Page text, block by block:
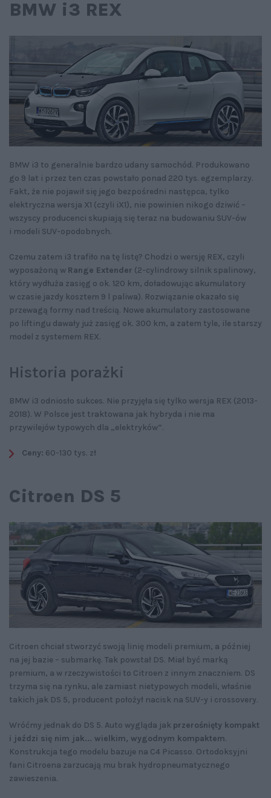
BMW i3 REX
BMW i3 to generalnie bardzo udany samochód. Produkowano
go 9 lat i przez ten czas powstało ponad 220 tys. egzemplarzy.
Fakt, że nie pojawił się jego bezpośredni następca, tylko
elektryczna wersja X1 (czyli iX1), nie powinien nikogo dziwić –
wszyscy producenci skupiają się teraz na budowaniu SUV-ów
i modeli SUV-opodobnych.
Czemu zatem i3 trafiło na tę listę? Chodzi o wersję REX, czyli
wyposażoną w Range Extender (2-cylindrowy silnik spalinowy,
który wydłuża zasięg o ok. 120 km, doładowując akumulatory
w czasie jazdy kosztem 9 l paliwa). Rozwiązanie okazało się
przewagą formy nad treścią. Nowe akumulatory zastosowane
po liftingu dawały już zasięg ok. 300 km, a zatem tyle, ile starszy
model z systemem REX.
Historia porażki
BMW i3 odniosło sukces. Nie przyjęła się tylko wersja REX (2013-
2018). W Polsce jest traktowana jak hybryda i nie ma
przywilejów typowych dla „elektryków”.
Ceny: 60-130 tys. zł
Citroen DS 5
Citroen chciał stworzyć swoją linię modeli premium, a później
na jej bazie – submarkę. Tak powstał DS. Miał być marką
premium, a w rzeczywistości to Citroen z innym znaczniem. DS
trzyma się na rynku, ale zamiast nietypowych modeli, właśnie
takich jak DS 5, producent położył nacisk na SUV-y i crossovery.
Wróćmy jednak do DS 5. Auto wygląda jak przerośnięty kompakt
i jeździ się nim jak... wielkim, wygodnym kompaktem.
Konstrukcja tego modelu bazuje na C4 Picasso. Ortodoksyjni
fani Citroena zarzucają mu brak hydropneumatycznego
zawieszenia.